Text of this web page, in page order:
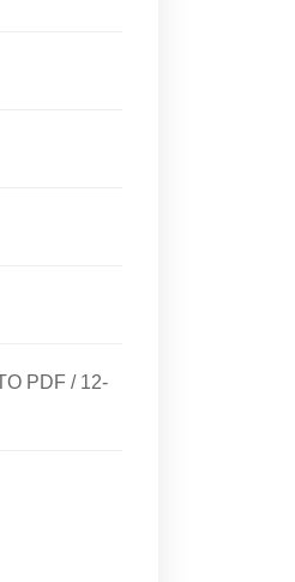
PDF / 12-